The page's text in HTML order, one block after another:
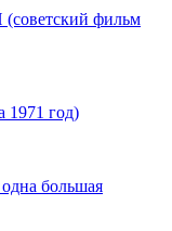
фильм
1971 год)
большая